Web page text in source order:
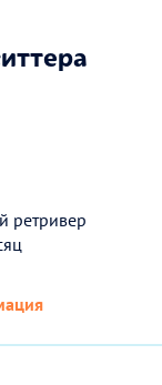
ретривер